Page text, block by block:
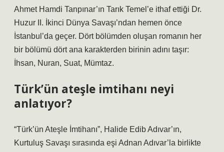
Ahmet Hamdi Tanpınar’ın Tarık Temel’e ithaf ettiği Dr.
Huzur II. İkinci Dünya Savaşı’ndan hemen önce
İstanbul’da geçer. Dört bölümden oluşan romanın her
bir bölümü dört ana karakterden birinin adını taşır:
İhsan, Nuran, Suat, Mümtaz.
Türk’ün ateşle imtihanı neyi
anlatıyor?
“Türk’ün Ateşle İmtihanı”, Halide Edib Adıvar’ın,
Kurtuluş Savaşı sırasında eşi Adnan Adıvar’la birlikte